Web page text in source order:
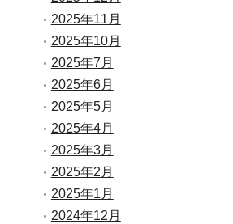
2025年11月
2025年10月
2025年7月
2025年6月
2025年5月
2025年4月
2025年3月
2025年2月
2025年1月
2024年12月